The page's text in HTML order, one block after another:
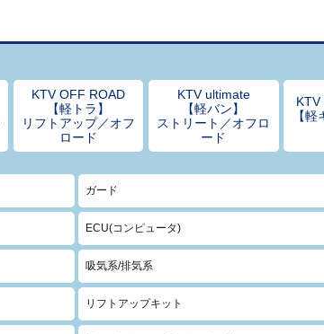
KTV OFF ROAD
【軽トラ】
リフトアップ／オフ
ロード
KTV ultimate
【軽バン】
ストリート／オフロ
ード
【
ガード
ECU(コンピュータ)
吸気系/排気系
リフトアップキット